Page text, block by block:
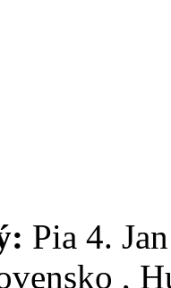
Pia 4.
,